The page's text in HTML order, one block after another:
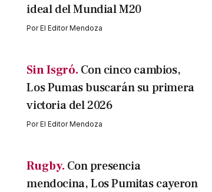
ideal del Mundial M20
PorEl Editor Mendoza
Sin Isgró. Con cinco cambios,
Los Pumas buscarán su primera
victoria del 2026
PorEl Editor Mendoza
Rugby. Con presencia
mendocina, Los Pumitas cayeron